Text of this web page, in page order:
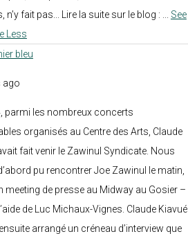
n’y fait pas... Lire la suite sur le blog :
See
Less
bleu
ago
parmi les nombreux concerts
organisés au Centre des Arts, Claude
fait venir le Zawinul Syndicate. Nous
pu rencontrer Joe Zawinul le matin,
meeting de presse au Midway au Gosier –
de Luc Michaux-Vignes. Claude Kiavué
arrangé un créneau d’interview que